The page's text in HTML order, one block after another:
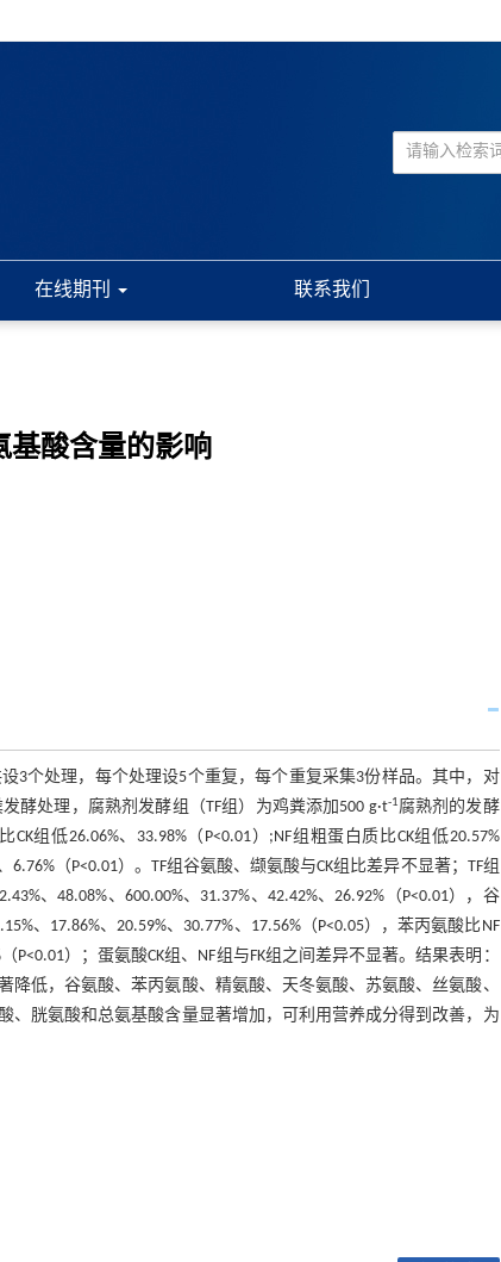
在线期刊 联系我们
基酸含量的影响
3个处理，每个处理设5个重复，每个重复采集3份样品。其中，对
酵处理，腐熟剂发酵组（TF组）为鸡粪添加500 g·t-1腐熟剂的发酵
组低26.06%、33.98%（P<0.01）;NF组粗蛋白质比CK组低20.57%
6.76%（P<0.01）。TF组谷氨酸、缬氨酸与CK组比差异不显著；TF组
、48.08%、600.00%、31.37%、42.42%、26.92%（P<0.01），谷
、17.86%、20.59%、30.77%、17.56%（P<0.05），苯丙氨酸比NF
）；蛋氨酸CK组、NF组与FK组之间差异不显著。结果表明：
低，谷氨酸、苯丙氨酸、精氨酸、天冬氨酸、苏氨酸、丝氨酸、
胱氨酸和总氨基酸含量显著增加，可利用营养成分得到改善，为